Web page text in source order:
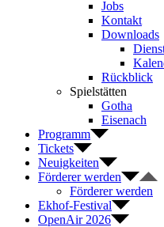
Jobs
Kontakt
Downloads
Rückblick
Spielstätten
Gotha
Eisenach
Programm
Tickets
Neuigkeiten
Förderer werden
Förderer werden
Ekhof-Festival
OpenAir 2026